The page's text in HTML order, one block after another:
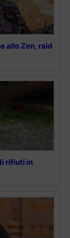
allo Zen, raid
rifiuti in